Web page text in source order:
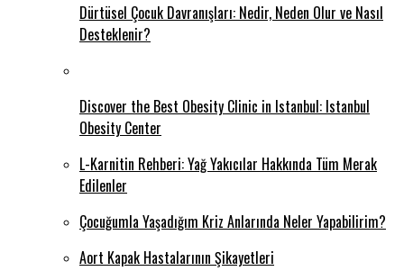
Dürtüsel Çocuk Davranışları: Nedir, Neden Olur ve Nasıl
Desteklenir?
Discover the Best Obesity Clinic in Istanbul: Istanbul
Obesity Center
L-Karnitin Rehberi: Yağ Yakıcılar Hakkında Tüm Merak
Edilenler
Çocuğumla Yaşadığım Kriz Anlarında Neler Yapabilirim?
Aort Kapak Hastalarının Şikayetleri